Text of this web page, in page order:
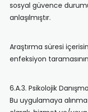
sosyal güvence
anlaşılmıştır.
Araştırma süresi
enfeksiyon
6.A.3. Psikolojik
Bu uygulamaya